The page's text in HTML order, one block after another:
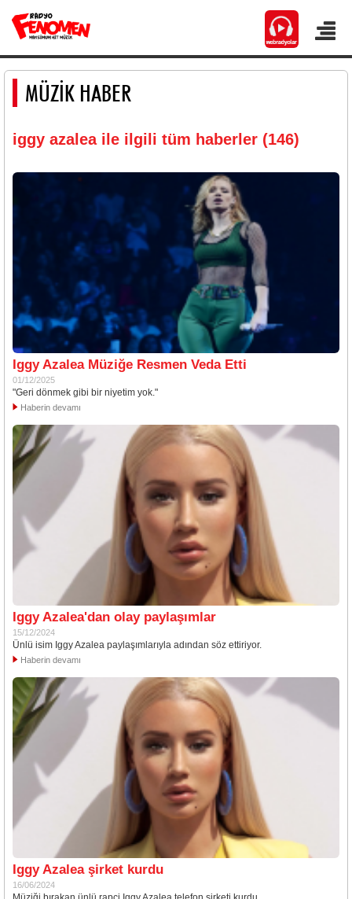
MÜZİK HABER
iggy azalea ile ilgili tüm haberler (146)
Iggy Azalea Müziğe Resmen Veda Etti
01/12/2025
"Geri dönmek gibi bir niyetim yok."
Haberin devamı
Iggy Azalea'dan olay paylaşımlar
15/12/2024
Ünlü isim Iggy Azalea paylaşımlarıyla adından söz ettiriyor.
Haberin devamı
Iggy Azalea şirket kurdu
16/06/2024